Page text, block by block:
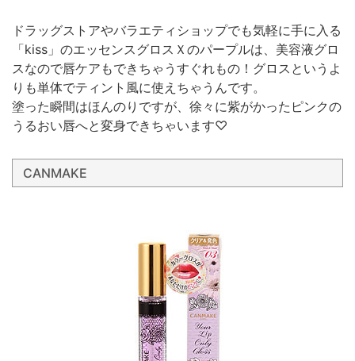
ドラッグストアやバラエティショップでも気軽に手に入る
「kiss」のエッセンスグロスＸのパープルは、美容液グロ
スなので唇ケアもできちゃうすぐれもの！グロスというよ
りも単体でティント風に使えちゃうんです。
塗った瞬間はほんのりですが、徐々に紫がかったピンクの
うるおい唇へと変身できちゃいます♡
CANMAKE